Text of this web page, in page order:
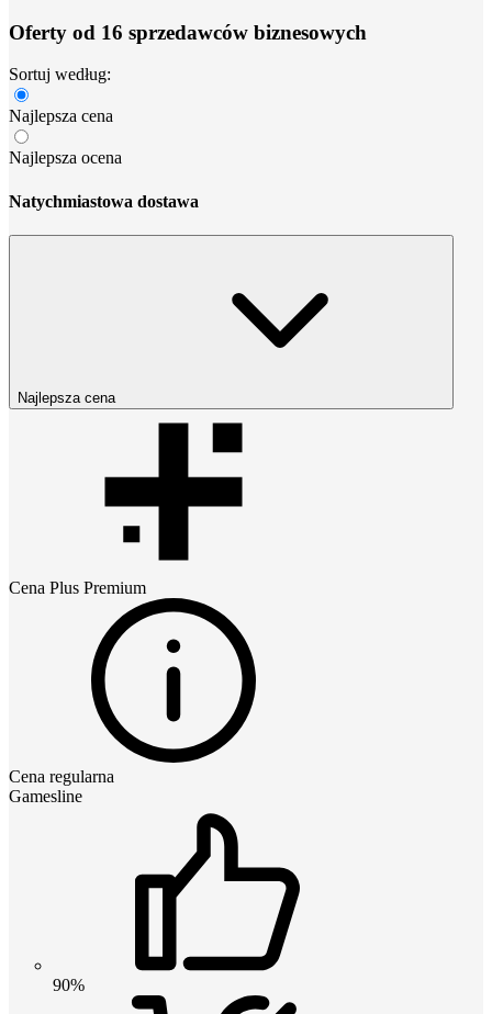
Oferty od 16 sprzedawców biznesowych
Sortuj według:
Najlepsza cena
Najlepsza ocena
Natychmiastowa dostawa
Najlepsza cena
Cena Plus Premium
Cena regularna
Gamesline
90%